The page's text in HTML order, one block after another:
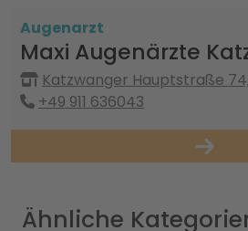
Augenarzt
Maxi Augenärzte
Katzwanger Hauptstraße
+49 911 636043
Ähnliche